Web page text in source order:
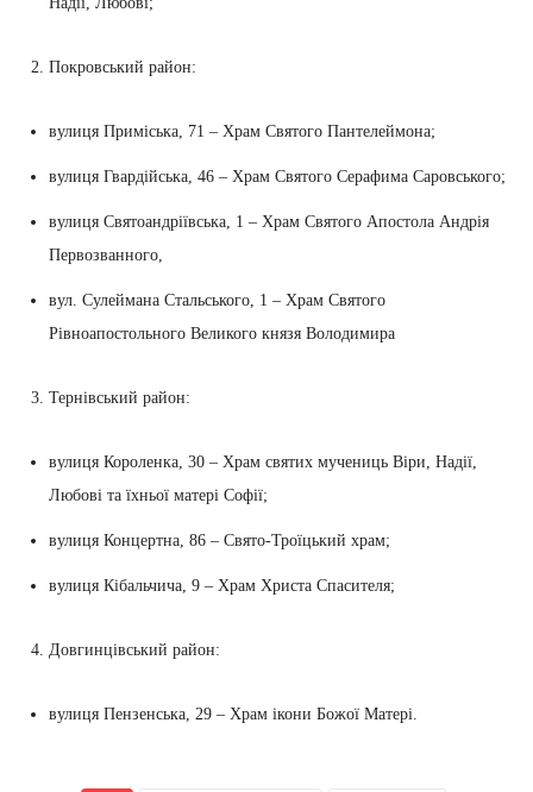
Покровський район:
вулиця Приміська, 71 – Храм Святого Пантелеймона;
вулиця Гвардійська, 46 – Храм Святого Серафима Саровського;
вулиця Святоандріївська, 1 – Храм Святого Апостола Андрія
Первозванного,
вул. Сулеймана Стальського, 1 – Храм Святого
Рівноапостольного Великого князя Володимира
Тернівський район:
вулиця Короленка, 30 – Храм святих мучениць Віри, Надії,
Любові та їхньої матері Софії;
вулиця Концертна, 86 – Свято-Троїцький храм;
вулиця Кібальчича, 9 – Храм Христа Спасителя;
Довгинцівський район:
вулиця Пензенська, 29 – Храм ікони Божої Матері.